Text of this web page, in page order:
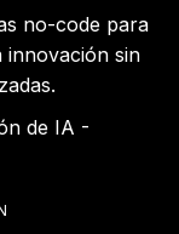
no-code para
innovación sin